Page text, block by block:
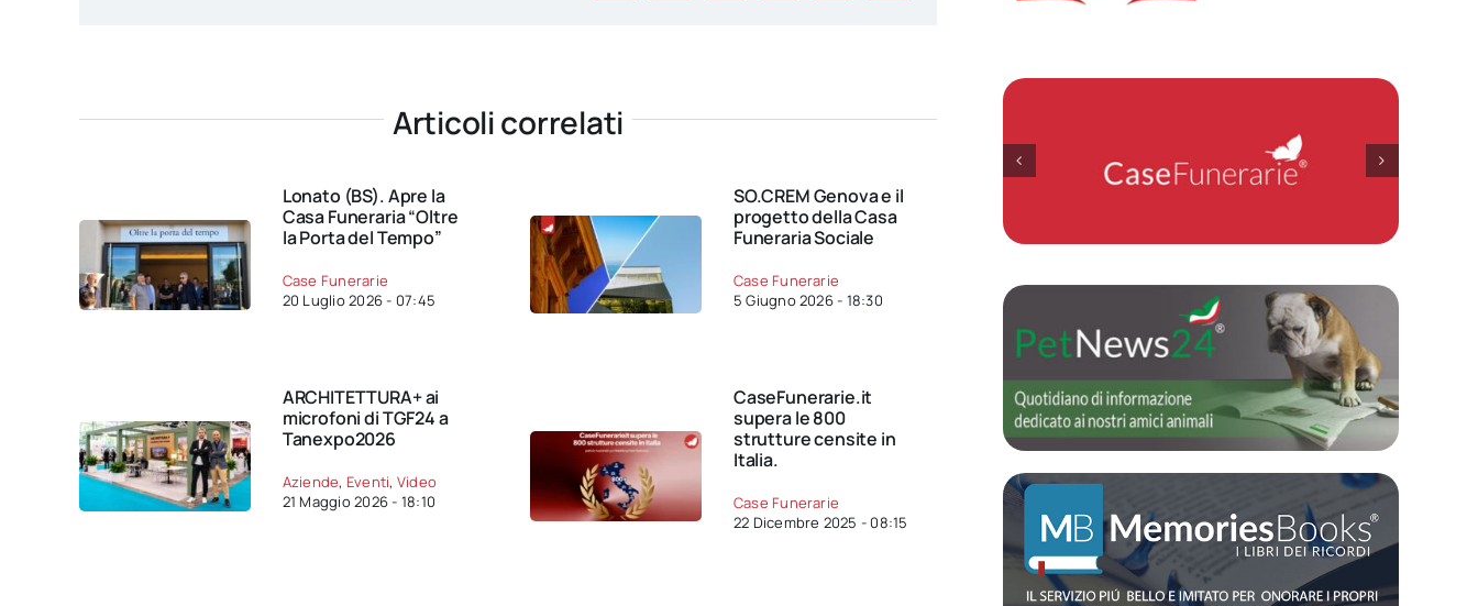
Articoli correlati
Lonato (BS). Apre la
Casa Funeraria “Oltre
la Porta del Tempo”
Case Funerarie
20 Luglio 2026 - 07:45
SO.CREM Genova e il
progetto della Casa
Funeraria Sociale
Case Funerarie
5 Giugno 2026 - 18:30
ARCHITETTURA+ ai
microfoni di TGF24 a
Tanexpo2026
Aziende, Eventi, Video
21 Maggio 2026 - 18:10
CaseFunerarie.it
supera le 800
strutture censite in
Italia.
Case Funerarie
22 Dicembre 2025 - 08:15